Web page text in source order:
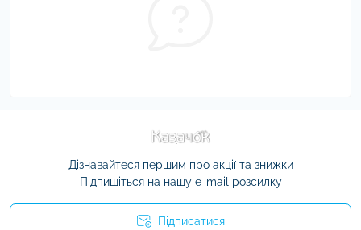
Дізнавайтеся першим про акції та знижки
Підпишіться на нашу e-mail розсилку
Підписатися